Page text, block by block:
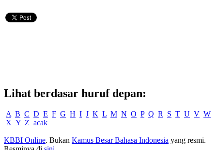
Lihat berdasar huruf depan:
A B C D E F G H I J K L M N O P Q R S T U V W
X Y Z acak
KBBI Online. Bukan Kamus Besar Bahasa Indonesia yang resmi.